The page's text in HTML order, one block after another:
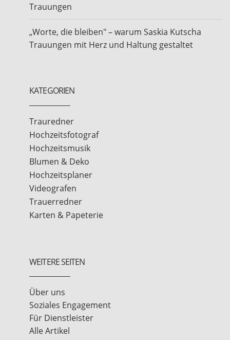
Trauungen
„Worte, die bleiben" – warum Saskia Kutscha
Trauungen mit Herz und Haltung gestaltet
KATEGORIEN
Trauredner
Hochzeitsfotograf
Hochzeitsmusik
Blumen & Deko
Hochzeitsplaner
Videografen
Trauerredner
Karten & Papeterie
WEITERE SEITEN
Über uns
Soziales Engagement
Für Dienstleister
Alle Artikel